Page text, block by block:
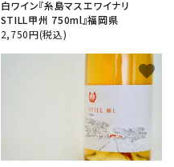
白ワイン『糸島マスエワイナリ
STILL甲州 750ml』福岡県
2,750円(税込)
favorite